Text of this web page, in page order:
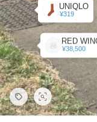
RED
¥38,500
UNIQLO
¥319